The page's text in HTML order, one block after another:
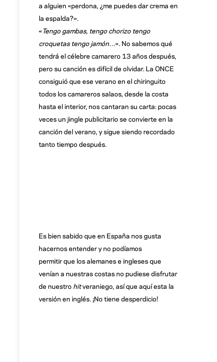
a alguien «perdona, ¿me puedes dar crema en
la espalda?».
«Tengo gambas, tengo chorizo tengo
croquetas tengo jamón…«. No sabemos qué
tendrá el célebre camarero 13 años después,
pero su canción es difícil de olvidar. La ONCE
consiguió que ese verano en el chiringuito
todos los camareros salaos, desde la costa
hasta el interior, nos cantaran su carta: pocas
veces un jingle publicitario se convierte en la
canción del verano, y sigue siendo recordado
tanto tiempo después.
Es bien sabido que en España nos gusta
hacernos entender y no podíamos
permitir que los alemanes e ingleses que
venían a nuestras costas no pudiese disfrutar
de nuestro hitveraniego, así que aquí esta la
versión en inglés. ¡No tiene desperdicio!